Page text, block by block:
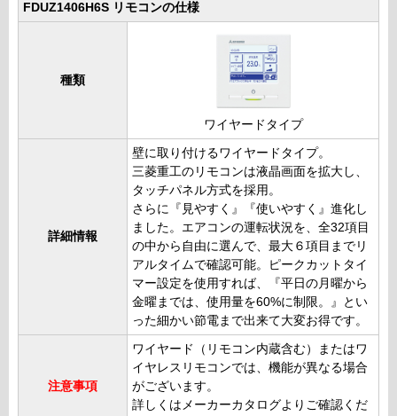
FDUZ1406H6S リモコンの仕様
種類
ワイヤードタイプ
詳細情報
壁に取り付けるワイヤードタイプ。
三菱重工のリモコンは液晶画面を拡大し、
タッチパネル方式を採用。
さらに『見やすく』『使いやすく』進化し
ました。エアコンの運転状況を、全32項目
の中から自由に選んで、最大６項目までリ
アルタイムで確認可能。ピークカットタイ
マー設定を使用すれば、『平日の月曜から
金曜までは、使用量を60%に制限。』とい
った細かい節電まで出来て大変お得です。
注意事項
ワイヤード（リモコン内蔵含む）またはワ
イヤレスリモコンでは、機能が異なる場合
がございます。
詳しくはメーカーカタログよりご確認くだ